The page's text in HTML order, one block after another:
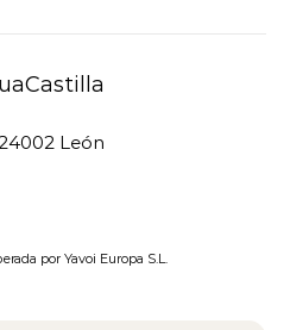
León
por Yavoi Europa S.L.